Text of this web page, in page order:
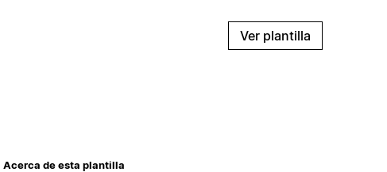
Ver plantilla
Acerca de esta plantilla